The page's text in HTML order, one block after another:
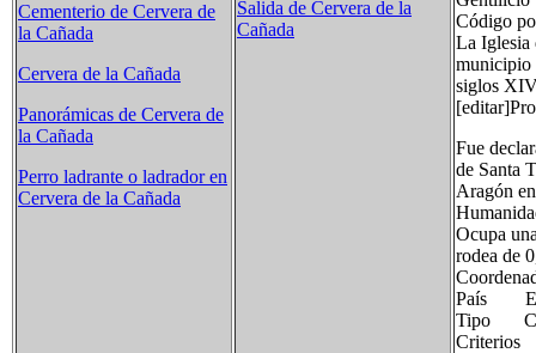
Cementerio de Cervera de
la Cañada
Cervera de la Cañada
Panorámicas de Cervera de
la Cañada
Perro ladrante o ladrador en
Cervera de la Cañada
Salida de Cervera de la
Cañada
Código
La Iglesia
municipio
siglos
Fue
de Santa
Aragón
Ocupa
rodea de
País
Tipo